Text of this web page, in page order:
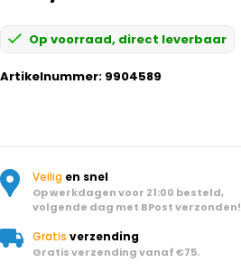
Op voorraad, direct leverbaar
Artikelnummer: 9904589
Veilig en snel
Op werkdagen voor 21:00 besteld,
volgende dag met BPost verzonden!
Gratis verzending
Gratis verzending vanaf €75.